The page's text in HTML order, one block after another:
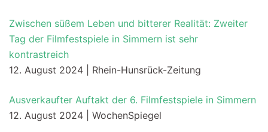
Zwischen süßem Leben und bitterer Realität: Zweiter
Tag der Filmfestspiele in Simmern ist sehr
kontrastreich
12. August 2024 | Rhein-Hunsrück-Zeitung
Ausverkaufter Auftakt der 6. Filmfestspiele in Simmern
12. August 2024 | WochenSpiegel